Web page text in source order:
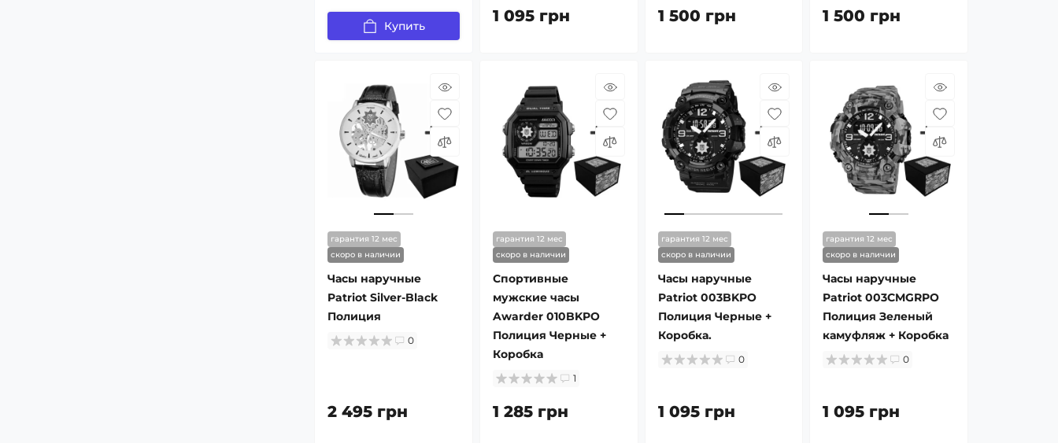
Купить
1 095 грн 1 500 грн 1 500 грн
гарантия 12 мес
скоро в наличии
Часы наручные
Patriot Silver-Black
Полиция
0
2 495 грн
гарантия 12 мес
скоро в наличии
Спортивные
мужские часы
Awarder 010BKPO
Полиция Черные +
Коробка
1
1 285 грн
гарантия 12 мес
скоро в наличии
Часы наручные
Patriot 003BKPO
Полиция Черные +
Коробка.
0
1 095 грн
гарантия 12 мес
скоро в наличии
Часы наручные
Patriot 003CMGRPO
Полиция Зеленый
камуфляж + Коробка
0
1 095 грн